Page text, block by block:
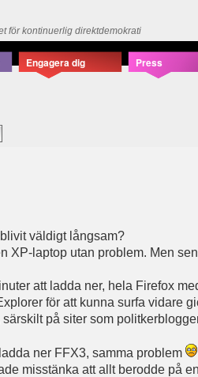
för kontinuerlig direktdemokrati
Engagera dig Press
väldigt långsam?
XP-laptop utan problem. Men
att ladda ner, hela Firefox
för att kunna surfa vidare
på siter som
ner FFX3, samma problem
misstänka att allt berodde på